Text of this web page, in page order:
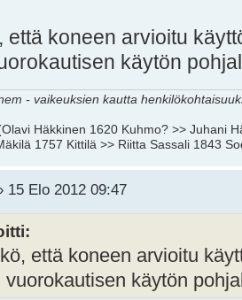
että koneen arvioitu
käytön
- vaikeuksien kautta
Häkkinen 1620 Kuhmo? >> Juhani
1757 Kittilä >> Riitta Sassali 1843
15 Elo 2012 09:47
että koneen arvioitu
vuorokautisen käytön